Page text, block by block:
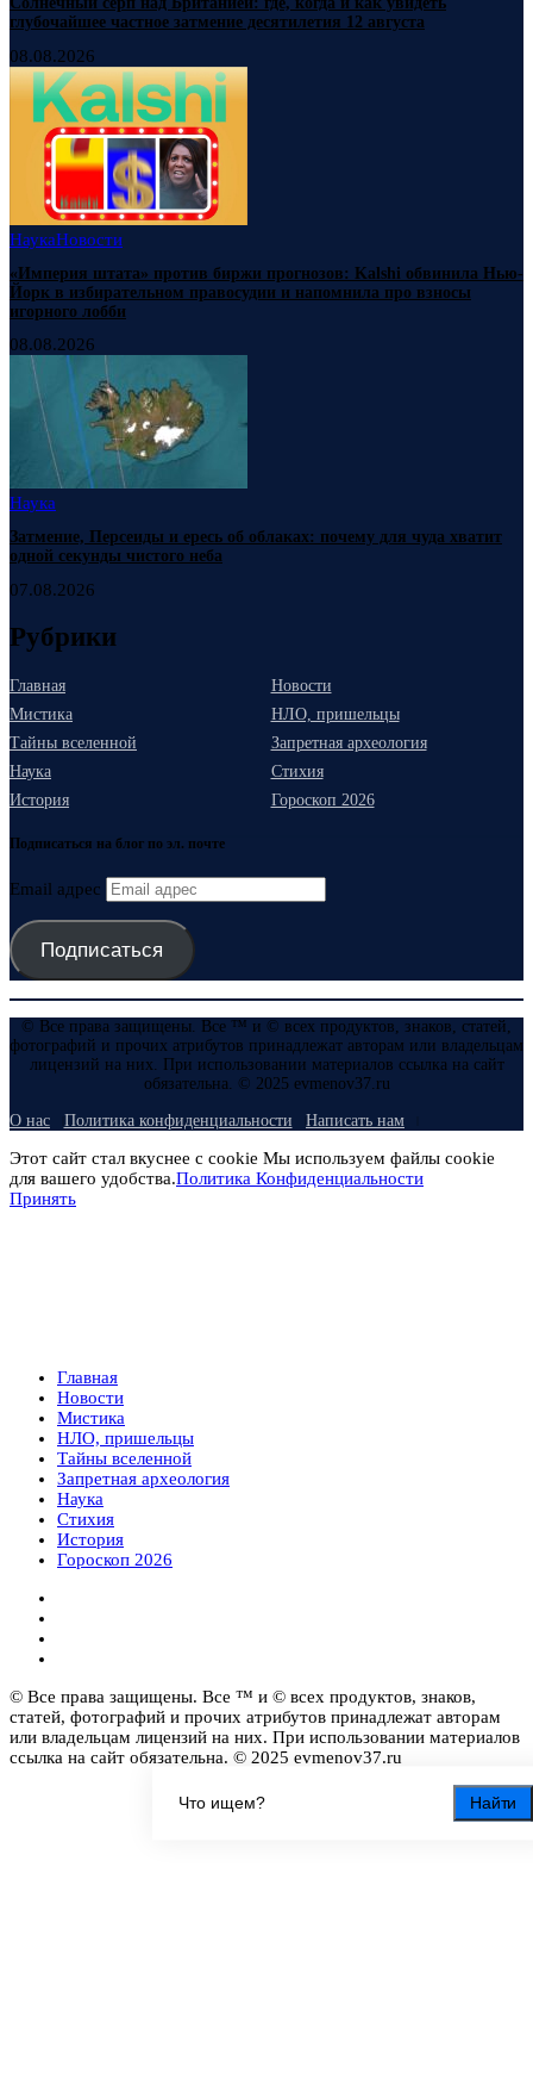
Найти
глубочайшее частное затмение десятилетия 12 августа
08.08.2026
НаукаНовости
«Империя штата» против биржи прогнозов: Kalshi обвинила Нью-
Йорк в избирательном правосудии и напомнила про взносы
игорного лобби
08.08.2026
Наука
Затмение, Персеиды и ересь об облаках: почему для чуда хватит
одной секунды чистого неба
07.08.2026
Рубрики
Главная
Новости
Мистика
НЛО, пришельцы
Тайны вселенной
Запретная археология
Наука
Стихия
История
Гороскоп 2026
Подписаться на блог по эл. почте
Email адрес
Подписаться
© Все права защищены. Все ™ и © всех продуктов, знаков, статей,
фотографий и прочих атрибутов принадлежат авторам или владельцам
лицензий на них. При использовании материалов ссылка на сайт
обязательна. © 2025 evmenov37.ru
О нас Политика конфиденциальности Написать нам
Этот сайт стал вкуснее с cookie Мы используем файлы cookie
для вашего удобства.Политика Конфиденциальности
Принять
Главная
Новости
Мистика
НЛО, пришельцы
Тайны вселенной
Запретная археология
Наука
Стихия
История
Гороскоп 2026
© Все права защищены. Все ™ и © всех продуктов, знаков,
статей, фотографий и прочих атрибутов принадлежат авторам
или владельцам лицензий на них. При использовании материалов
ссылка на сайт обязательна. © 2025 evmenov37.ru